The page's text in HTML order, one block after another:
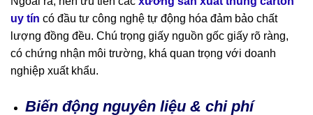
uy tín có đầu tư công nghệ tự động hóa đảm bảo chất
lượng đồng đều. Chú trọng giấy nguồn gốc giấy rõ ràng,
có chứng nhận môi trường, khá quan trọng với doanh
nghiệp xuất khẩu.
Biến động nguyên liệu & chi phí